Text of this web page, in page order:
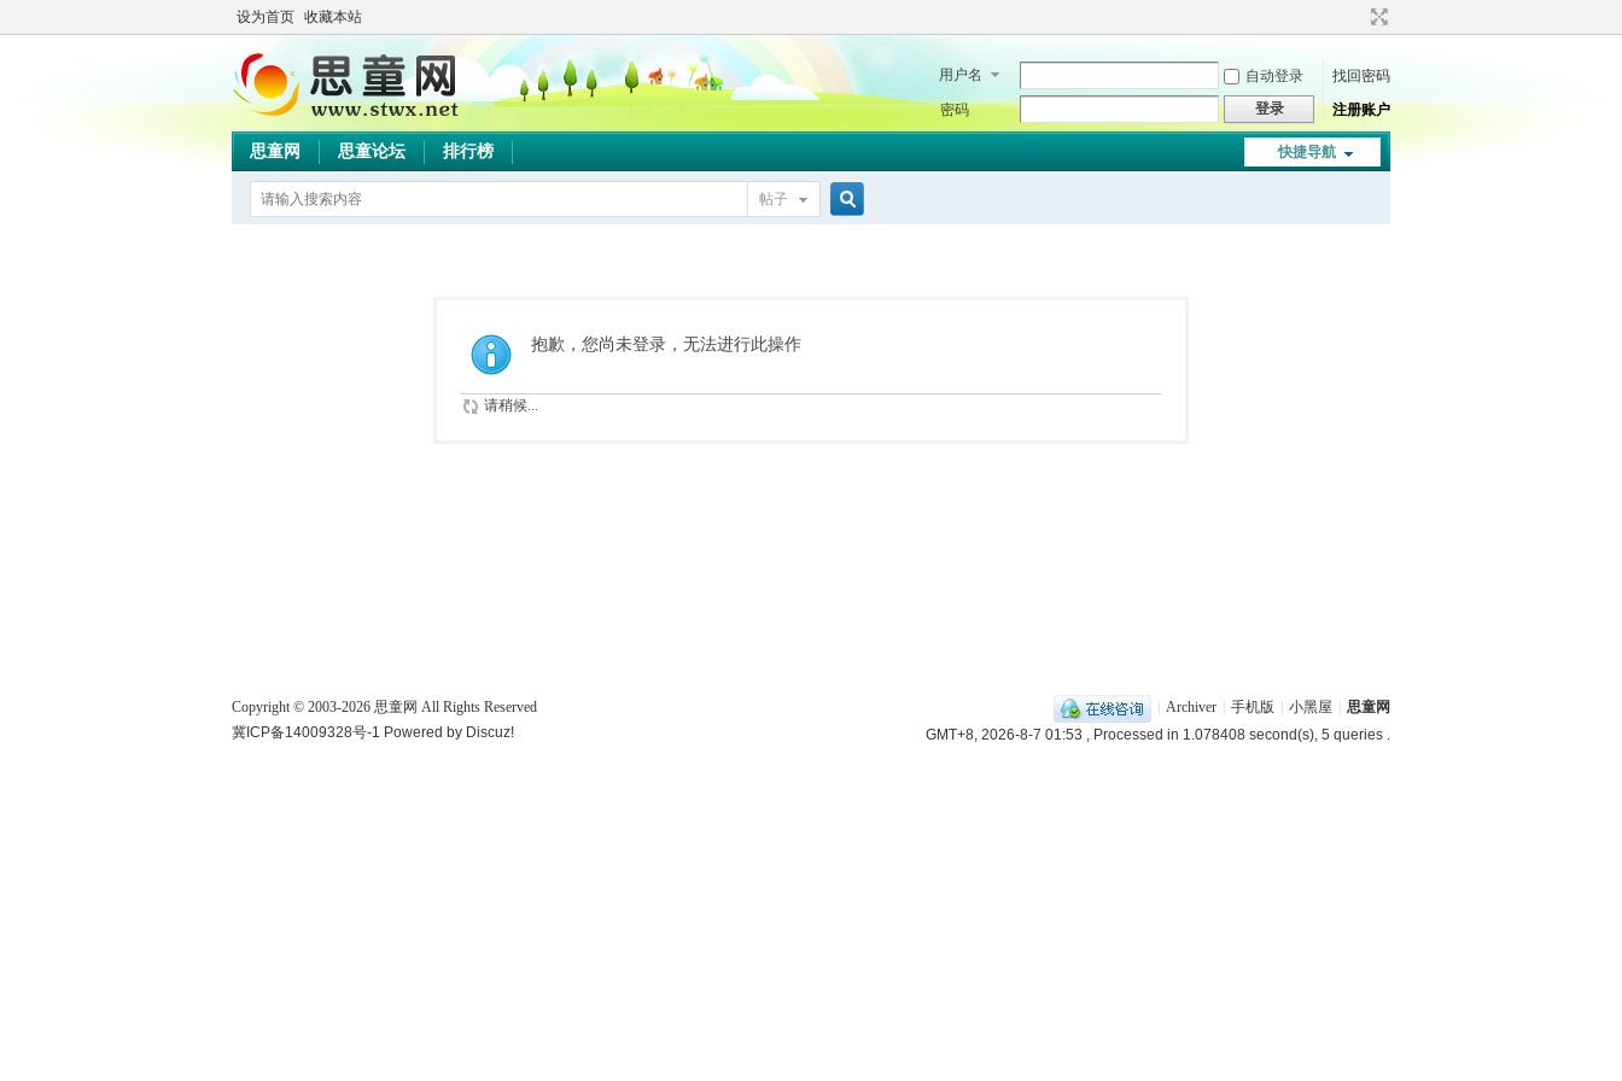
设为首页 收藏本站
用户名 自动登录
找回密码
密码
登录 注册账户
快捷导航
思童网 思童论坛 排行榜
帖子
抱歉，您尚未登录，无法进行此操作
请稍候...
Archiver 手机版 小黑屋
思童网
GMT+8, 2026-8-7 01:53 , Processed in 1.078408 second(s), 5 queries .
Copyright © 2003-2026 思童网 All Rights Reserved
冀ICP备14009328号-1 Powered by Discuz!